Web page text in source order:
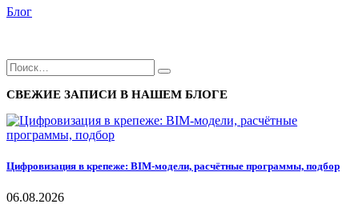
Блог
СВЕЖИЕ ЗАПИСИ В НАШЕМ БЛОГЕ
Цифровизация в крепеже: BIM-модели, расчётные программы, подбор
06.08.2026